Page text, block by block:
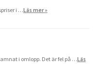
i …Läs mer »
i omlopp. Det är fel på …Läs